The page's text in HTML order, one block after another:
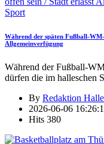
Sport
Während der späten Fußball-
Allgemeinverfügung
Während der Fußball-
dürfen die im halleschen
By Redaktion
2026-06-06
Hits 380